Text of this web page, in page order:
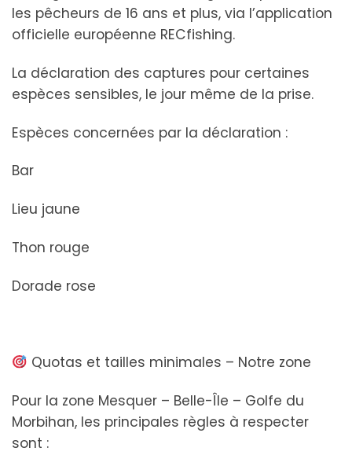
les pêcheurs de 16 ans et plus, via l’application
officielle européenne RECfishing.
La déclaration des captures pour certaines
espèces sensibles, le jour même de la prise.
Espèces concernées par la déclaration :
Bar
Lieu jaune
Thon rouge
Dorade rose
Quotas et tailles minimales – Notre zone
Pour la zone Mesquer – Belle-Île – Golfe du
Morbihan, les principales règles à respecter
sont :